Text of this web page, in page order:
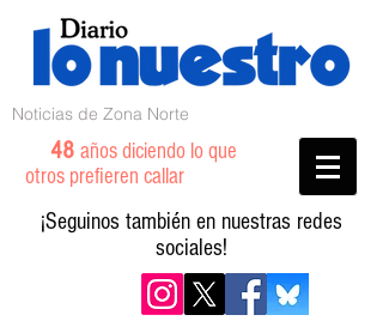
Noticias de Zona Norte
48 años diciendo lo que
otros prefieren callar
¡Seguinos también en nuestras redes
sociales!